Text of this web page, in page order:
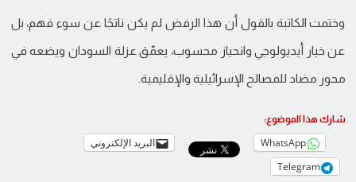
وختمت الكاتبة بالقول أن هذا الرفض لم يكن ناتجًا عن سوء فهم، بل
عن خيار أيديولوجي وانحياز محسوب، يعمّق عزلة السودان ويضعه في
محور مضاد للمصالح الإسرائيلية والإقليمية.
شارك هذا الموضوع:
WhatsApp
البريد الإلكتروني
Telegram